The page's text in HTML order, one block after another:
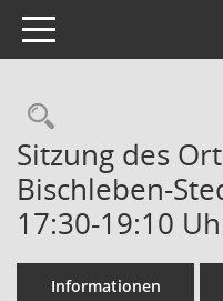
Toggle navigation
Sitzung des
Bischleben-
17:30-19:10
Informationen